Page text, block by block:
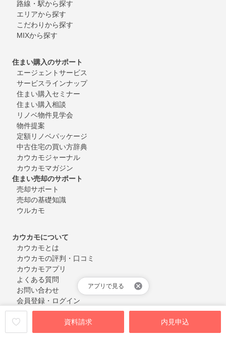
資料請求 内見申込
アプリで見る
路線・駅から探す
エリアから探す
こだわりから探す
MIXから探す
住まい購入のサポート
エージェントサービス
サービスラインナップ
住まい購入セミナー
住まい購入相談
リノベ物件見学会
物件提案
定額リノベパッケージ
中古住宅の買い方辞典
カウカモジャーナル
カウカモマガジン
住まい売却のサポート
売却サポート
売却の基礎知識
ウルカモ
カウカモについて
カウカモとは
カウカモの評判・口コミ
カウカモアプリ
よくある質問
お問い合わせ
会員登録・ログイン